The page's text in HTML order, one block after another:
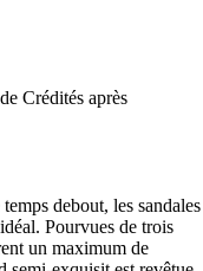
Crédités après
debout, les sandales
Pourvues de trois
un maximum de